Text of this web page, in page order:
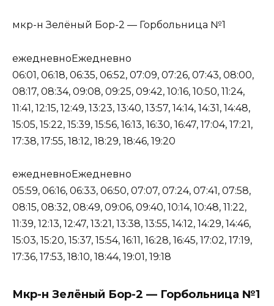
мкр-н Зелёный Бор-2 — Горбольница №1
ежедневноЕжедневно
06:01, 06:18, 06:35, 06:52, 07:09, 07:26, 07:43, 08:00,
08:17, 08:34, 09:08, 09:25, 09:42, 10:16, 10:50, 11:24,
11:41, 12:15, 12:49, 13:23, 13:40, 13:57, 14:14, 14:31, 14:48,
15:05, 15:22, 15:39, 15:56, 16:13, 16:30, 16:47, 17:04, 17:21,
17:38, 17:55, 18:12, 18:29, 18:46, 19:20
ежедневноЕжедневно
05:59, 06:16, 06:33, 06:50, 07:07, 07:24, 07:41, 07:58,
08:15, 08:32, 08:49, 09:06, 09:40, 10:14, 10:48, 11:22,
11:39, 12:13, 12:47, 13:21, 13:38, 13:55, 14:12, 14:29, 14:46,
15:03, 15:20, 15:37, 15:54, 16:11, 16:28, 16:45, 17:02, 17:19,
17:36, 17:53, 18:10, 18:44, 19:01, 19:18
Мкр-н Зелёный Бор-2 — Горбольница №1